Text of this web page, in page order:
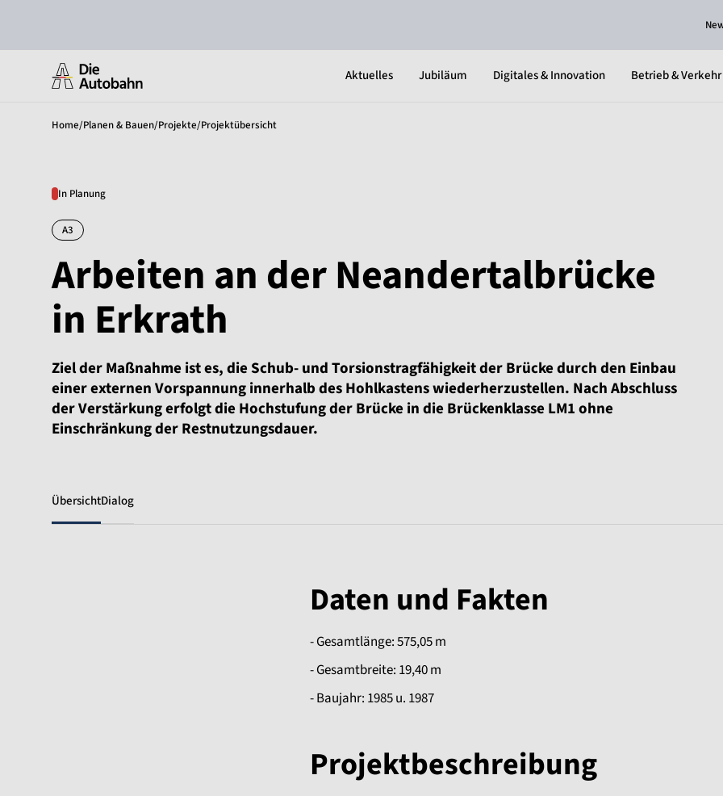
Aktuelles Jubiläum Digitales & Innovation Betrieb & Verkehr
Home/Planen & Bauen/Projekte/Projektübersicht
In Planung
A3
Arbeiten an der Neandertalbrücke
in Erkrath
Ziel der Maßnahme ist es, die Schub- und Torsionstragfähigkeit der Brücke durch den Einbau
einer externen Vorspannung innerhalb des Hohlkastens wiederherzustellen. Nach Abschluss
der Verstärkung erfolgt die Hochstufung der Brücke in die Brückenklasse LM1 ohne
Einschränkung der Restnutzungsdauer.
ÜbersichtDialog
Daten und Fakten
- Gesamtlänge: 575,05 m
- Gesamtbreite: 19,40 m
- Baujahr: 1985 u. 1987
Projektbeschreibung